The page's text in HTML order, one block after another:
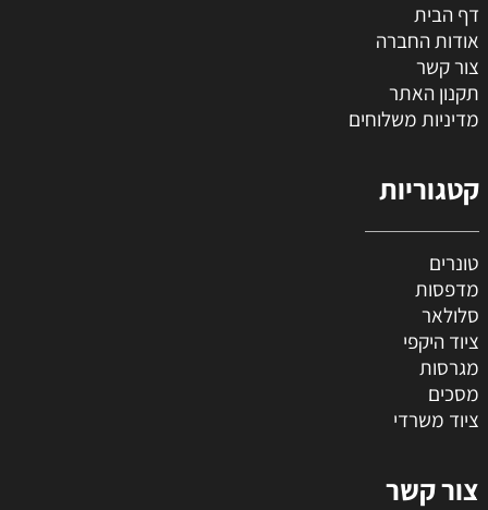
דף הבית
אודות החברה
צור קשר
תקנון האתר
מדיניות משלוחים
קטגוריות
טונרים
מדפסות
סלולאר
ציוד היקפי
מגרסות
מסכים
ציוד משרדי
צור קשר